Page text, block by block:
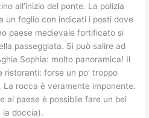
all’inizio del ponte. La polizia
un foglio con indicati i posti dove
paese medievale fortificato si
passeggiata. Si può salire ad
Sophia: molto panoramica! Il
ristoranti: forse un po’ troppo
rocca è veramente imponente.
al paese è possibile fare un bel
la doccia).